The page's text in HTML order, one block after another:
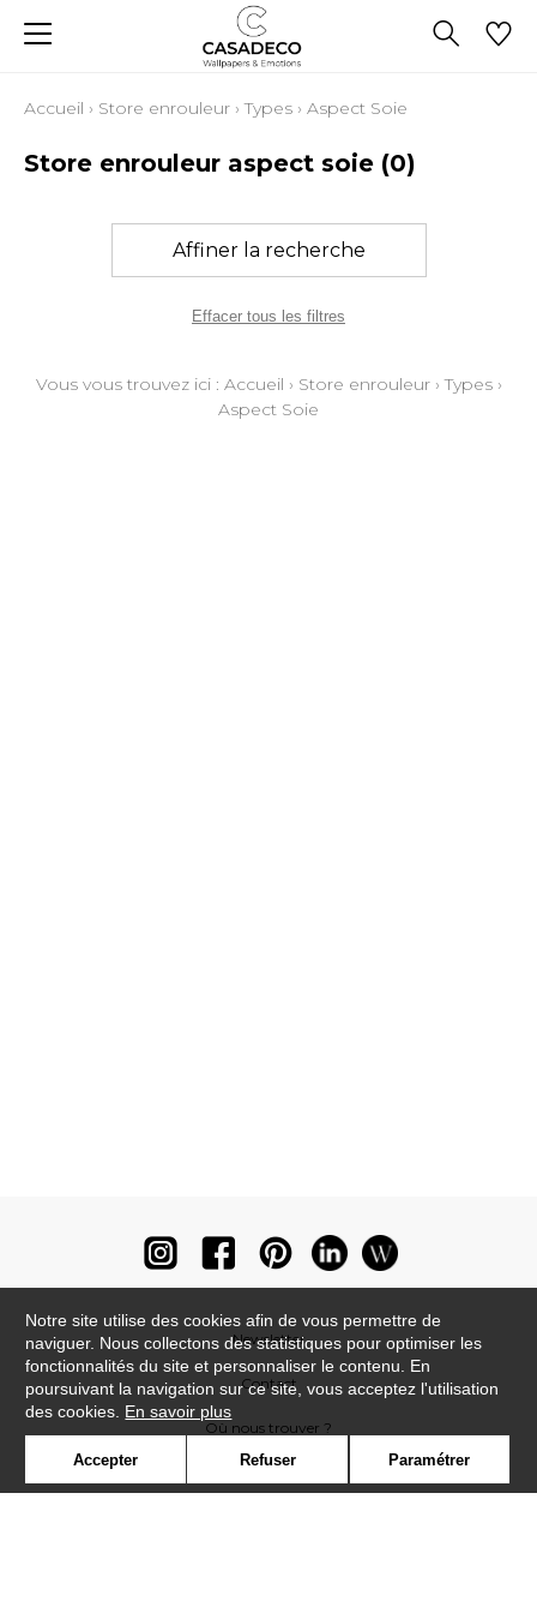
Accueil › Store enrouleur ›Types › Aspect Soie
Store enrouleur aspect soie (0)
Affiner la recherche
Effacer tous les filtres
Vous vous trouvez ici : Accueil › Store enrouleur›Types›
Aspect Soie
Newsletter
Contact
Où nous trouver ?
Notre site utilise des cookies afin de vous permettre de
naviguer. Nous collectons des statistiques pour optimiser les
fonctionnalités du site et personnaliser le contenu. En
poursuivant la navigation sur ce site, vous acceptez l'utilisation
des cookies. En savoir plus
Accepter Refuser Paramétrer